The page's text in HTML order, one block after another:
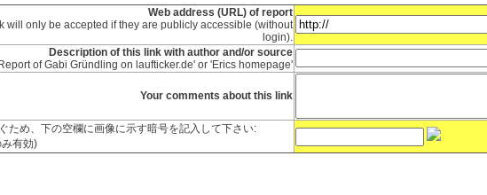
Web address (URL) of report
will only be accepted if they are publicly accessible (without
login).
Description of this link with author and/or source
of Gabi Gründling on laufticker.de' or 'Erics homepage'
Your comments about this link
ため、下の空欄に画像に示す暗号を記入して下さい:
有効)